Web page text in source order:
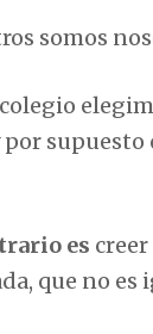
somos
por
es
que no